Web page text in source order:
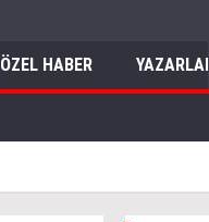
ÖZEL HABER YAZARLAR